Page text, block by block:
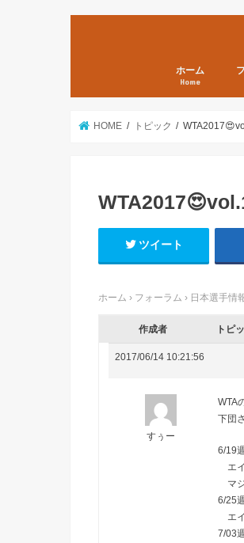
ホーム
Home
HOME トピック
ツイート
ホーム › フォーラム › 日本選手情
作成者 トピ
2017/06/14 10:21:56
すぅー
WTA
下団
6/19
エ
マ
6/25
エ
7/03